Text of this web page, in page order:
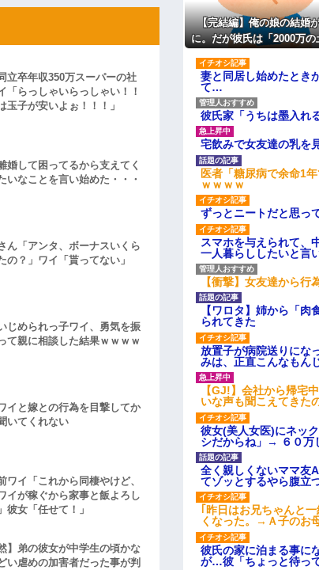
ていた4万4000円のフィギュアがヤバすぎるｗｗｗｗｗｗ
」「逆に超安い」
家の金庫触らないでよ！」キチママ『そこに金庫があっ
けどなんのお茶？」彼「ちっ！」私「」
ョーワロタ
ンを鳴らされ彼氏が逆切れ。「何クラクション鳴らして
」と怒鳴りだし...
円超の治験募集がこちらｗｗｗｗｗ(※画像あり)
されたタワマン頂き女子のこの動画、すげえええええｗ
ン俺氏、高速道路左車線を制限速度で走った結果
・・２軍でも盛大にやらかす←あまり悲しませないでく
【完結編】俺の娘の結婚
に。だが彼氏は「2000万の
の修羅場に
妻と同居し始めたとき
て…
彼氏家「うちは墨入れ
宅飲みで女友達の乳を
医者「糖尿病で余命1
ｗｗｗｗ
ずっとニートだと思っ
スマホを与えられて、
一人暮らししたいと言
【衝撃】女友達から
【ワロタ】姉から「
られてきた
放置子が病院送りにな
みは、正直こんなもん
【GJ!】会社から帰宅
いな声も聞こえてきた
彼女(美人女医)にネッ
シだからね」→ ６０万
全く親しくないママ友
てゾッとするやら腹立
｢昨日はお兄ちゃんと
くなった。→Ａ子のお
彼氏の家に泊まる事に
が…彼「ちょっと待っ
立卒年収350万スーパーの社
「らっしゃいらっしゃい！！
玉子が安いよぉ！！！」
婚して困ってるから支えてく
いなことを言い始めた・・・
ん「アンタ、ボーナスいくら
の？」ワイ「貰ってない」
じめられっ子ワイ、勇気を振
て親に相談した結果ｗｗｗｗ
イと嫁との行為を目撃してか
いてくれない
ワイ「これから同棲やけど、
イが稼ぐから家事と飯よろし
彼女「任せて！」
】弟の彼女が中学生の頃かな
い虐めの加害者だった事が判